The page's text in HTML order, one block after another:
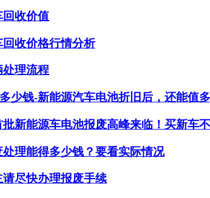
收价值
收价格行情分析
理流程
少钱-新能源汽车电池折旧后，还能值
新能源车电池报废高峰来临！买新车
理能得多少钱？要看实际情况
尽快办理报废手续